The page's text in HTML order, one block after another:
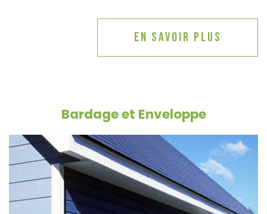
En savoir plus
Bardage et Enveloppe